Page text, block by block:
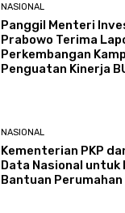
NASIONAL
Panggil Menteri
Prabowo Terima
Perkembangan
Penguatan Kinerja
NASIONAL
Kementerian PKP
Data Nasional untuk
Bantuan